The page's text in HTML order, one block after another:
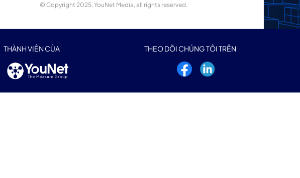
© Copyright 2025. YouNet Media, all rights reserved.
THÀNH VIÊN CỦA THEO DÕI CHÚNG TÔI TRÊN